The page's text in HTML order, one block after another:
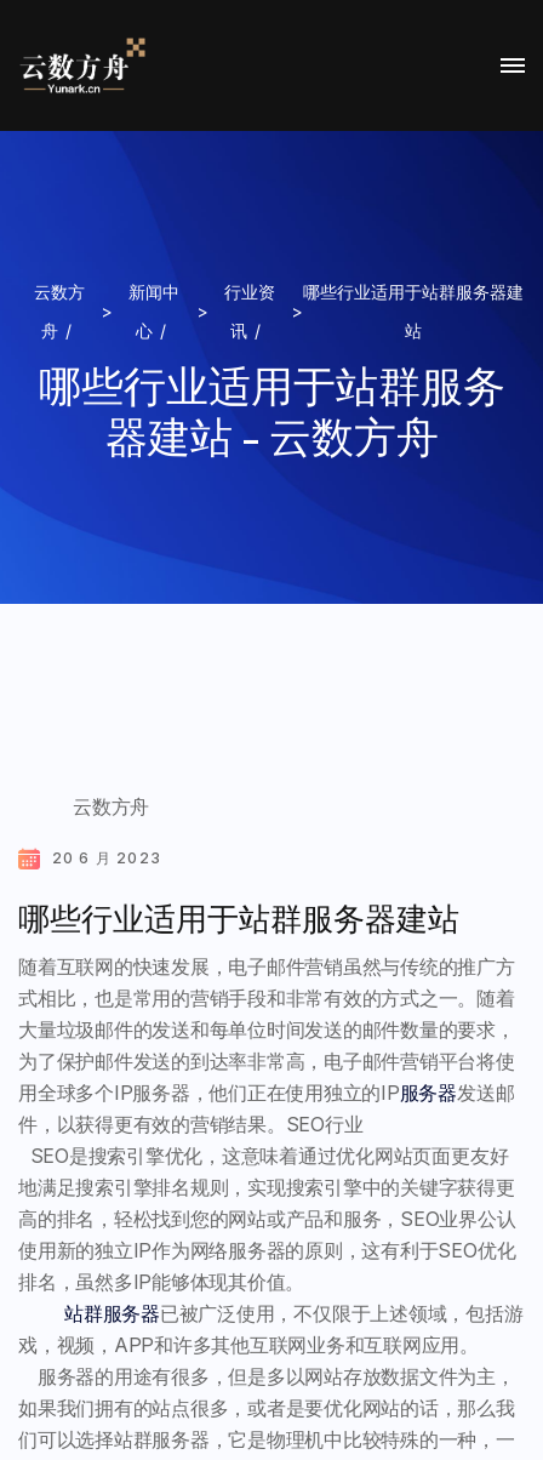
云数方
舟
>
新闻中
心
>
行业资
讯
>
哪些行业适用于站群服务器建
站
哪些行业适用于站群服务
器建站 - 云数方舟
云数方舟
20 6 月 2023
哪些行业适用于站群服务器建站
随着互联网的快速发展，电子邮件营销虽然与传统的推广方
式相比，也是常用的营销手段和非常有效的方式之一。随着
大量垃圾邮件的发送和每单位时间发送的邮件数量的要求，
为了保护邮件发送的到达率非常高，电子邮件营销平台将使
用全球多个IP服务器，他们正在使用独立的IP服务器发送邮
件，以获得更有效的营销结果。SEO行业
SEO是搜索引擎优化，这意味着通过优化网站页面更友好
地满足搜索引擎排名规则，实现搜索引擎中的关键字获得更
高的排名，轻松找到您的网站或产品和服务，SEO业界公认
使用新的独立IP作为网络服务器的原则，这有利于SEO优化
排名，虽然多IP能够体现其价值。
站群服务器已被广泛使用，不仅限于上述领域，包括游
戏，视频，APP和许多其他互联网业务和互联网应用。
服务器的用途有很多，但是多以网站存放数据文件为主，
如果我们拥有的站点很多，或者是要优化网站的话，那么我
们可以选择站群服务器，它是物理机中比较特殊的一种，一